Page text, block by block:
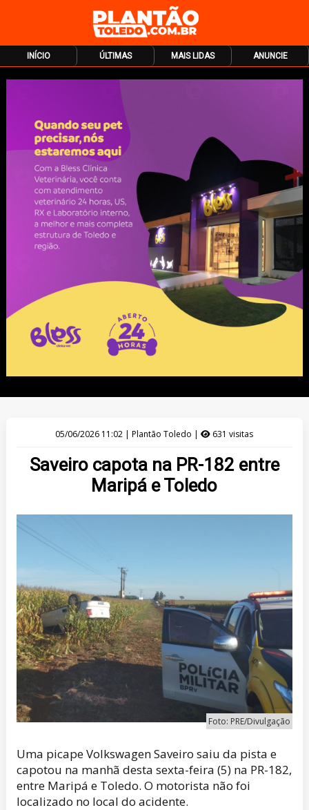
INÍCIO ÚLTIMAS MAIS LIDAS ANUNCIE
05/06/2026 11:02 | Plantão Toledo | 631 visitas
Saveiro capota na PR-182 entre
Maripá e Toledo
Foto: PRE/Divulgação
Uma picape Volkswagen Saveiro saiu da pista e
capotou na manhã desta sexta-feira (5) na PR-182,
entre Maripá e Toledo. O motorista não foi
localizado no local do acidente.